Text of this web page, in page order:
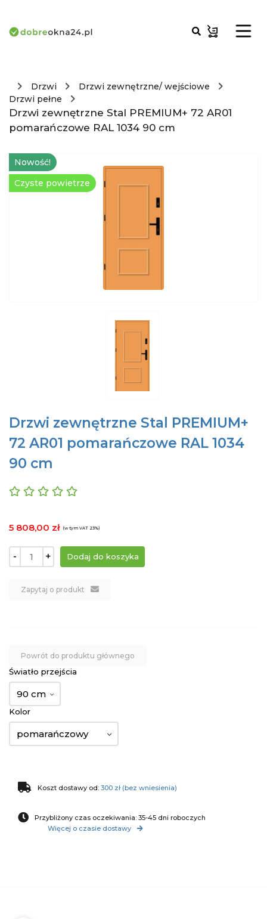
Drzwi
Drzwi zewnętrzne/ wejściowe
Drzwi pełne
Drzwi zewnętrzne Stal PREMIUM+ 72 AR01
pomarańczowe RAL 1034 90 cm
Nowość!
Czyste powietrze
Drzwi zewnętrzne Stal PREMIUM+
72 AR01 pomarańczowe RAL 1034
90 cm
5 808,00 zł (w tym VAT 23%)
- +
Zapytaj o produkt
Powrót do produktu głównego
Światło przejścia
90 cm
Kolor
pomarańczowy
Koszt dostawy od: 300 zł (bez wniesienia)
Przybliżony czas oczekiwania: 35-45 dni roboczych
Więcej o czasie dostawy